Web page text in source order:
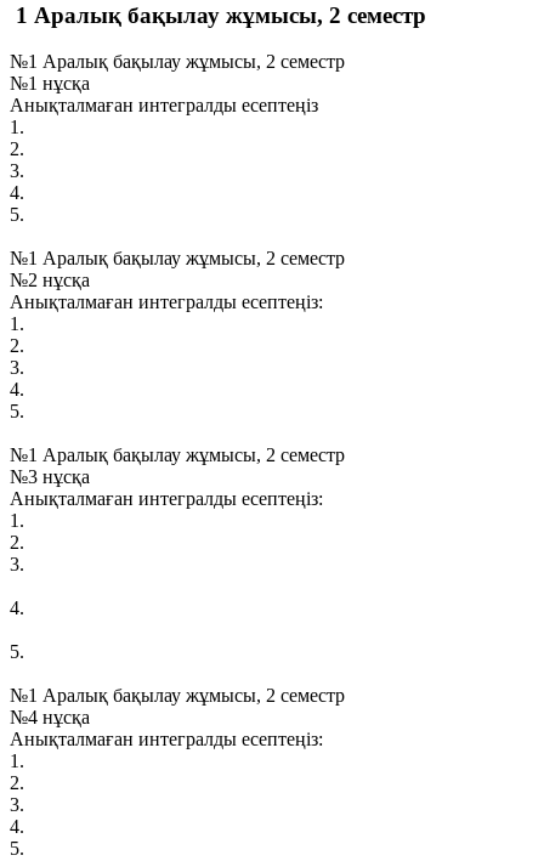
1 Аралық бақылау жұмысы, 2 семестр
№1 Аралық бақылау жұмысы, 2 семестр
№1 нұсқа
Анықталмаған интегралды есептеңіз
1.
2.
3.
4.
5.
№1 Аралық бақылау жұмысы, 2 семестр
№2 нұсқа
Анықталмаған интегралды есептеңіз:
1.
2.
3.
4.
5.
№1 Аралық бақылау жұмысы, 2 семестр
№3 нұсқа
Анықталмаған интегралды есептеңіз:
1.
2.
3.
4.
5.
№1 Аралық бақылау жұмысы, 2 семестр
№4 нұсқа
Анықталмаған интегралды есептеңіз:
1.
2.
3.
4.
5.